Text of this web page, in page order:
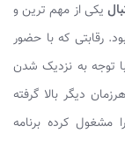
یکی از مهم ترین و
رقابتی که با حضور
توجه به نزدیک شدن
دیگر بالا گرفته
کرده برنامه